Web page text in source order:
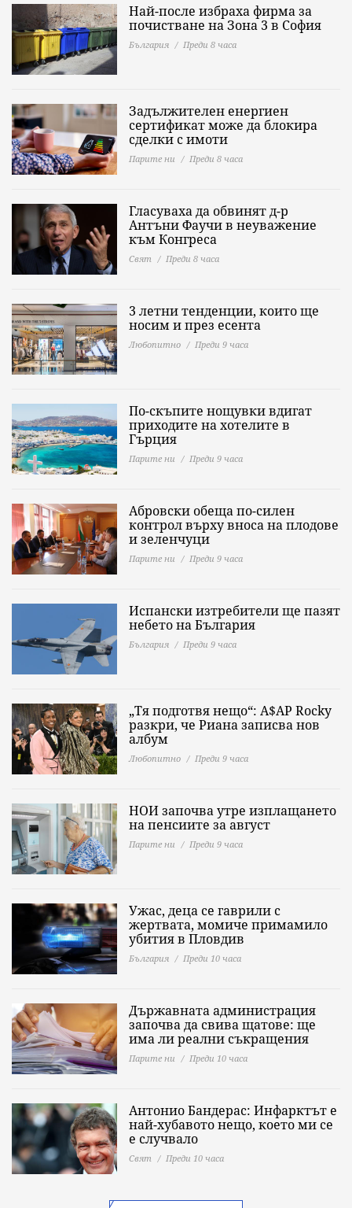
Най-после избраха фирма за
почистване на Зона 3 в София
България Преди 8 часа
Задължителен енергиен
сертификат може да блокира
сделки с имоти
Парите ни Преди 8 часа
Гласуваха да обвинят д-р
Антъни Фаучи в неуважение
към Конгреса
Свят Преди 8 часа
3 летни тенденции, които ще
носим и през есента
Любопитно Преди 9 часа
По-скъпите нощувки вдигат
приходите на хотелите в
Гърция
Парите ни Преди 9 часа
Абровски обеща по-силен
контрол върху вноса на плодове
и зеленчуци
Парите ни Преди 9 часа
Испански изтребители ще пазят
небето на България
България Преди 9 часа
„Тя подготвя нещо“: A$AP Rocky
разкри, че Риана записва нов
албум
Любопитно Преди 9 часа
НОИ започва утре изплащането
на пенсиите за август
Парите ни Преди 9 часа
Ужас, деца се гаврили с
жертвата, момиче примамило
убития в Пловдив
България Преди 10 часа
Държавната администрация
започва да свива щатове: ще
има ли реални съкращения
Парите ни Преди 10 часа
Антонио Бандерас: Инфарктът е
най-хубавото нещо, което ми се
е случвало
Свят Преди 10 часа